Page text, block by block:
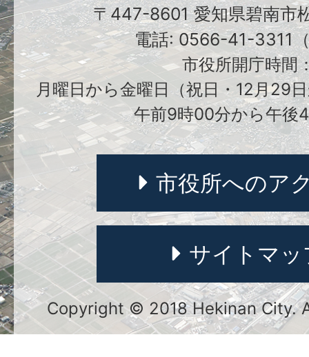
〒447-8601 愛知県碧南市
電話: 0566-41-3311
市役所開庁時間
月曜日から金曜日（祝日・12月29
午前9時00分から午後
市役所へのア
サイトマッ
Copyright © 2018 Hekinan City.